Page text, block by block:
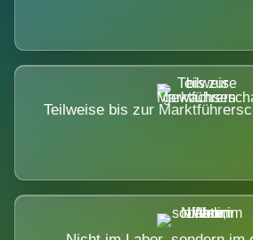
Teilweise bis zur